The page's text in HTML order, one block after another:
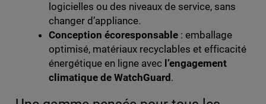
logicielles ou des niveaux de service, sans
changer d’appliance.
Conception écoresponsable: emballage
optimisé, matériaux recyclables et efficacité
énergétique en ligne avec l’engagement
climatique de WatchGuard .